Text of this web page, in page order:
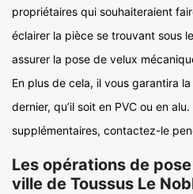
propriétaires qui souhaiteraient
éclairer la pièce se trouvant sous
assurer la pose de velux
En plus de cela, il vous garantira
dernier, qu’il soit en PVC ou en
supplémentaires, contactez-le
Les opérations de
ville de Toussus Le